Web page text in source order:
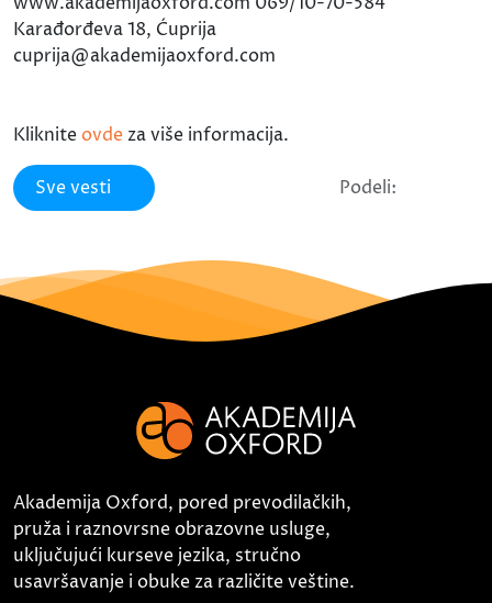
Karađorđeva 18, Ćuprija
cuprija@akademijaoxford.com
Kliknite ovde za više informacija.
Sve vesti Podeli:
Akademija Oxford, pored prevodilačkih,
pruža i raznovrsne obrazovne usluge,
uključujući kurseve jezika, stručno
usavršavanje i obuke za različite veštine.